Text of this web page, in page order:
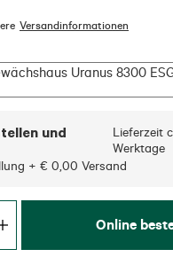
Versandinformationen
Uranus 8300
und
Lieferzeit
Werktage
+ € 0,00 Versand
Online